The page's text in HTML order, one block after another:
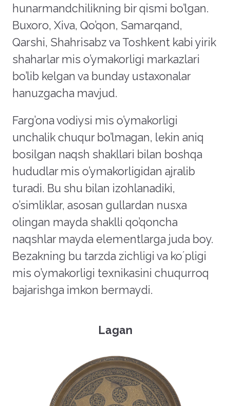
hunarmandchilikning bir qismi bo’lgan.
Buxoro, Xiva, Qo’qon, Samarqand,
Qarshi, Shahrisabz va Toshkent kabi yirik
shaharlar mis o’ymakorligi markazlari
bo’lib kelgan va bunday ustaxonalar
hanuzgacha mavjud.
Farg’ona vodiysi mis o’ymakorligi
unchalik chuqur bo’lmagan, lekin aniq
bosilgan naqsh shakllari bilan boshqa
hududlar mis o’ymakorligidan ajralib
turadi. Bu shu bilan izohlanadiki,
o’simliklar, asosan gullardan nusxa
olingan mayda shaklli qo’qoncha
naqshlar mayda elementlarga juda boy.
Bezakning bu tarzda zichligi va koʼpligi
mis o’ymakorligi texnikasini chuqurroq
bajarishga imkon bermaydi.
Lagan